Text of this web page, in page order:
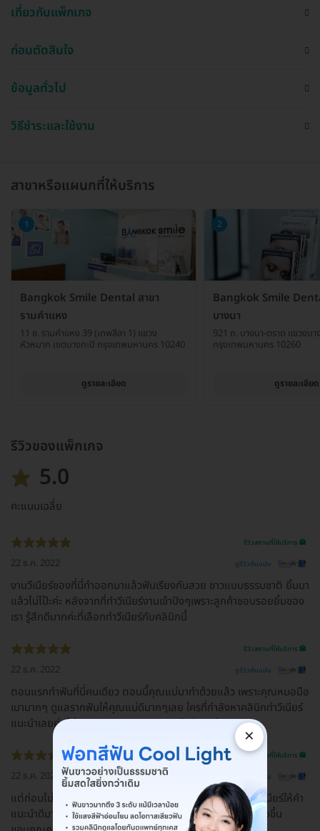
เกี่ยวกับแพ็กเกจ
ก่อนตัดสินใจ
ข้อมูลทั่วไป
วิธีชำระและใช้งาน
สาขาหรือแผนกที่ให้บริการ
1
Bangkok Smile Dental สาขา
รามคำแหง
11 ซ. รามคำแหง 39 (เทพลีลา 1) แขวง
หัวหมาก เขตบางกะปิ กรุงเทพมหานคร 10240
ดูรายละเอียด
2
Bangkok Smile
บางนา
921 ถ. บางนา-ตราด แขวงบา
กรุงเทพมหานคร 10260
ดูรายละเอียด
รีวิวของแพ็กเกจ
5.0
คะแนนเฉลี่ย
รีวิวสถานที่ให้บริการ 🏥
22 ธ.ค. 2022 ดูรีวิวต้นฉบับ
งานวีเนียร์ของที่นี่ทำออกมาแล้วฟันเรียงกันสวย ขาวแบบธรรมชาติ ยิ้มมา
แล้วไม่โป๊ะค่ะ หลังจากที่ทำวีเนียร์งานเข้าปังๆเพราะลูกค้าชอบรอยยิ้มของ
เรา รู้สึกดีมากค่ะที่เลือกทำวีเนียร์กับคลินิกนี้
รีวิวสถานที่ให้บริการ 🏥
22 ธ.ค. 2022 ดูรีวิวต้นฉบับ
ตอนแรกทำฟันที่นี่คนเดียว ตอนนี้คุณแม่มาทำด้วยแล้ว เพราะคุณหมอมือ
เบามากๆ ดูแลรากฟันให้คุณแม่ดีมากๆเลย ใครที่กำลังหาคลินิกทำวีเนียร์
แนะนำเลยค่ะ ไม่ผิดหวังเลย คุณหมอแนะนำดีมากค่ะ
รีวิวสถานที่ให้บริการ 🏥
22 ธ.ค. 2022 ดูรีวิวต้นฉบับ
แต่ก่อนไม่ค่อยมั่นใจตัวเองเวลายิ้ม เลยมาปรึกษาคุณหมอทำวีเนียร์ให้คำ
แนะนำดีมาก เลยตัดสินใจทำที่นี้เลย ตอนนี้ฟันสวย ยิ้มแล้วมั่นใจขึ้น
×